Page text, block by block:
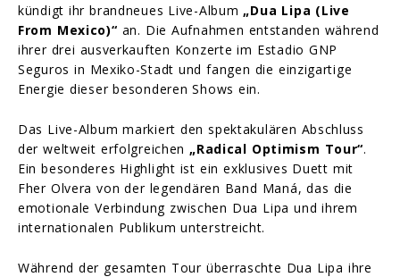
kündigt ihr brandneues Live-Album„Dua Lipa (Live
From Mexico)“ an. Die Aufnahmen entstanden während
ihrer drei ausverkauften Konzerte im Estadio GNP
Seguros in Mexiko-Stadt und fangen die einzigartige
Energie dieser besonderen Shows ein.
Das Live-Album markiert den spektakulären Abschluss
der weltweit erfolgreichen„Radical Optimism Tour“.
Ein besonderes Highlight ist ein exklusives Duett mit
Fher Olvera von der legendären Band Maná, das die
emotionale Verbindung zwischen Dua Lipa und ihrem
internationalen Publikum unterstreicht.
Während der gesamten Tour überraschte Dua Lipa ihre